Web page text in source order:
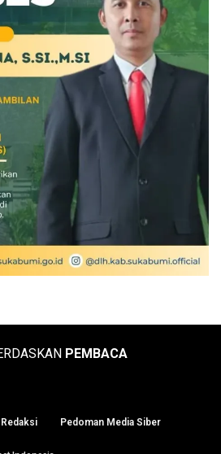
PEMBACA
Redaksi Pedoman Media Siber